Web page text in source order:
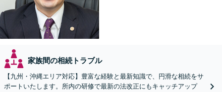
家族間の相続トラブル
【九州・沖縄エリア対応】豊富な経験と最新知識で、円滑な相続をサ
ポートいたします。所内の研修で最新の法改正にもキャッチアップ